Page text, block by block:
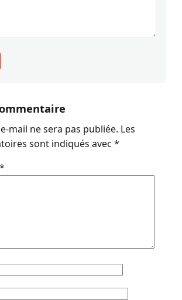
mail ne sera pas publiée. Les
sont indiqués avec *
*